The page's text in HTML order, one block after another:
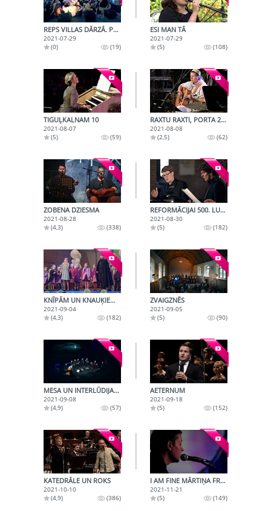
REPS VILLAS DĀRZĀ. PRUSAX
2021-07-29
(0)
(19)
ESI MAN TĀ
2021-07-29
(5)
(108)
TIGUĻKALNAM 10
2021-08-07
(5)
(59)
RAXTU RAXTI, PORTA 2021
2021-08-08
(2,5)
(62)
ZOBENA DZIESMA
2021-08-28
(4,3)
(338)
REFORMĀCIJAI 500. LUTERS UN LAIKABIEDRI
2021-08-30
(5)
(182)
KNĪPĀM UN KNAUĶIEM 50
2021-09-04
(4,3)
(182)
ZVAIGZNĒS
2021-09-05
(5)
(90)
MESA UN INTERLŪDIJAS L’HOMME ARMÉ
2021-09-08
(4,9)
(57)
AETERNUM
2021-09-18
(5)
(152)
KATEDRĀLE UN ROKS
2021-10-10
(4,9)
(386)
I AM FINE MĀRTIŅA FREIMAŅA NEPUBLICĒTĀS DZIESMAS.
2021-11-21
(5)
(149)